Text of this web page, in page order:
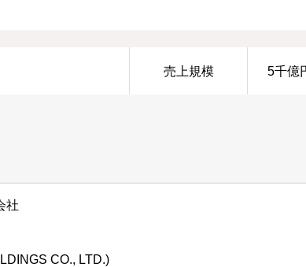
売上規模 5千億
社
CO., LTD.)